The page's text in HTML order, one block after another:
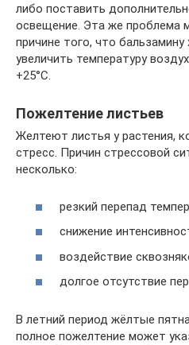
либо поставить
освещение. Эта же проблема
причине того, что
увеличить температуру
+25°С.
Пожелтение листьев
Желтеют листья у растения,
стресс. Причин стрессовой
несколько:
резкий перепад
снижение
воздействие
долгое отсутствие
В летний период жёлтые
полное пожелтение может